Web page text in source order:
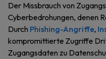
Der Missbrauch von
Cyberbedrohungen, denen
Durch Phishing-Angriffe,
kompromittierte Zugriffe
Zugangsdaten zu